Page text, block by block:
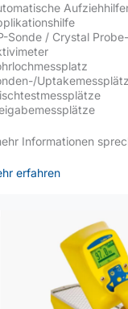
Sonde / Crystal
Informationen
erfahren